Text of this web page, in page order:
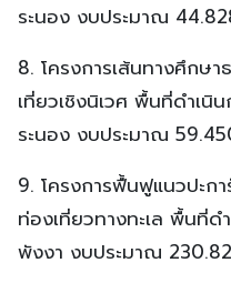
ระนอง งบประมาณ
8. โครงการเส้นทางศึกษ
เที่ยวเชิงนิเวศ พื้นที่ดำเนิ
ระนอง งบประมาณ
9. โครงการฟื้นฟูแนวปะก
ท่องเที่ยวทางทะเล พื้นที่ด
พังงา งบประมาณ